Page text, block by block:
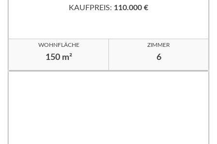
KAUFPREIS: 110.000 €
WOHNFLÄCHE
150 m²
ZIMMER
6